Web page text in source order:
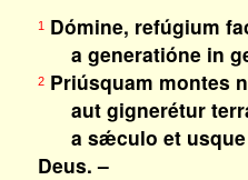
1Dómine, refúgium
a generatióne in
2Priúsquam montes
aut gignerétur
a sǽculo et usque
Deus. –